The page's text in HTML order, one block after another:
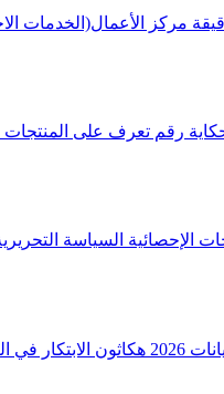
مركز الأعمال(الخدمات
رقم تعرف على المنتجات
الإحصائية السياسة
2026 هكاثون الابتكار في